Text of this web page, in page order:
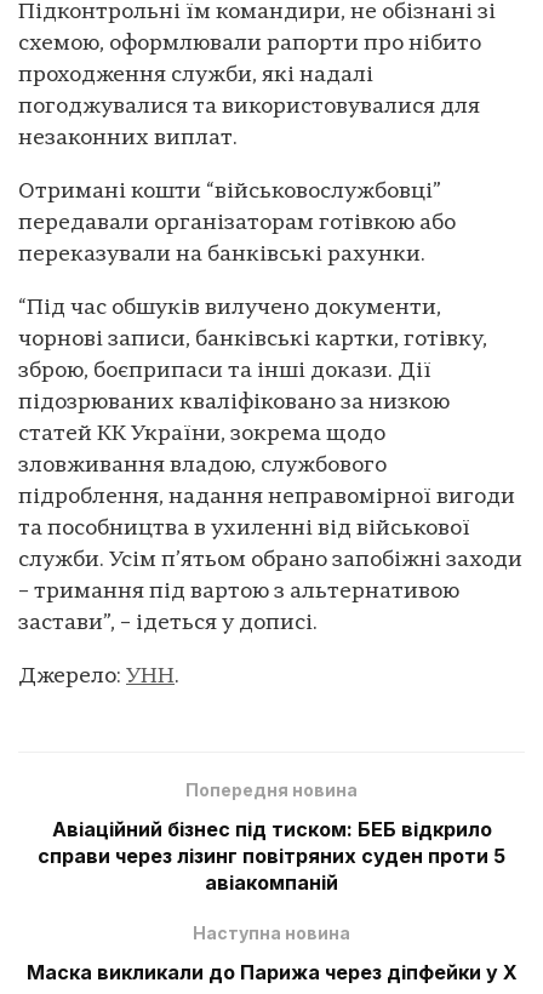
Підконтрольні їм командири, не обізнані зі
схемою, оформлювали рапорти про нібито
проходження служби, які надалі
погоджувалися та використовувалися для
незаконних виплат.
Отримані кошти “військовослужбовці”
передавали організаторам готівкою або
переказували на банківські рахунки.
“Під час обшуків вилучено документи,
чорнові записи, банківські картки, готівку,
зброю, боєприпаси та інші докази. Дії
підозрюваних кваліфіковано за низкою
статей КК України, зокрема щодо
зловживання владою, службового
підроблення, надання неправомірної вигоди
та пособництва в ухиленні від військової
служби. Усім п’ятьом обрано запобіжні заходи
– тримання під вартою з альтернативою
застави”, – ідеться у дописі.
Джерело: УНН.
Попередня новина
Авіаційний бізнес під тиском: БЕБ відкрило
справи через лізинг повітряних суден проти 5
авіакомпаній
Наступна новина
Маска викликали до Парижа через діпфейки у X